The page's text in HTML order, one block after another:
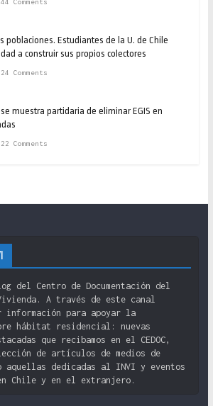
44 Comments
poblaciones. Estudiantes de la U. de Chile
a construir sus propios colectores
24 Comments
muestra partidaria de eliminar EGIS en
22 Comments
del Centro de Documentación del
A través de este canal
información para apoyar la
hábitat residencial: nuevas
que recibamos en el CEDOC,
de artículos de medios de
aquellas dedicadas al INVI y eventos
Chile y en el extranjero.